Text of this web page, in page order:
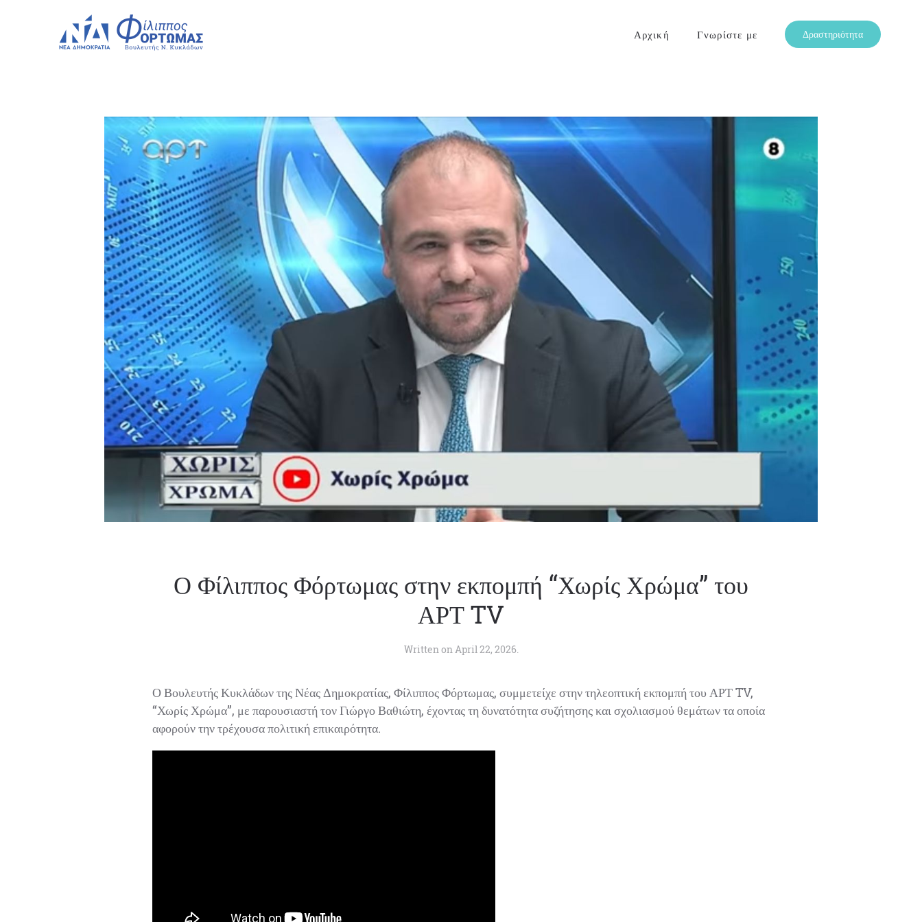
Αρχική Γνωρίστε με Δραστηριότητα
Ο Φίλιππος Φόρτωμας στην εκπομπή “Χωρίς Χρώμα” του
ΑΡΤ TV
Written onApril 22, 2026.
Ο Βουλευτής Κυκλάδων της Νέας Δημοκρατίας, Φίλιππος Φόρτωμας, συμμετείχε στην τηλεοπτική εκπομπή του ΑΡΤ TV,
“Χωρίς Χρώμα”, με παρουσιαστή τον Γιώργο Βαθιώτη, έχοντας τη δυνατότητα συζήτησης και σχολιασμού θεμάτων τα οποία
αφορούν την τρέχουσα πολιτική επικαιρότητα.
Μείνετε Συνδεδεμένοι
Ενημερωθείτε Πρώτοι για τα Τελευταία Νέα
για τις δράσεις του Βουλευτή μας!
X